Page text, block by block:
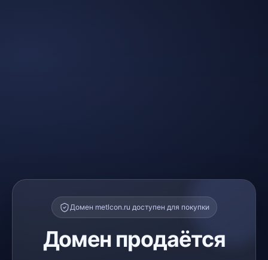
Домен metlcon.ru доступен для покупки
Домен продаётся